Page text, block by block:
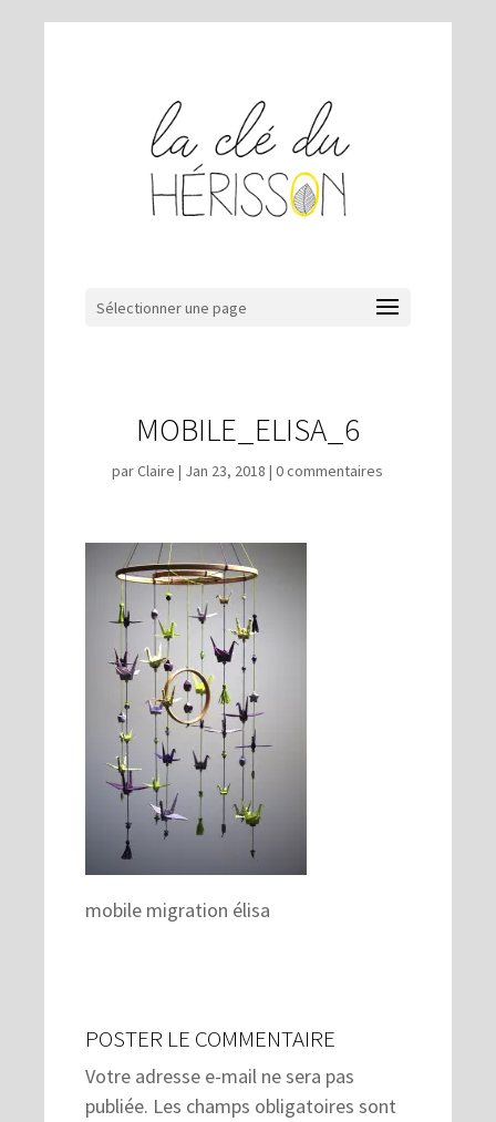
Sélectionner une page
MOBILE_ELISA_6
parClaire | Jan 23, 2018 |0 commentaires
mobile migration élisa
POSTER LE COMMENTAIRE
Votre adresse e-mail ne sera pas
publiée. Les champs obligatoires sont